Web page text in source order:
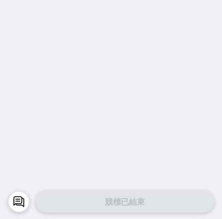
競標已結束